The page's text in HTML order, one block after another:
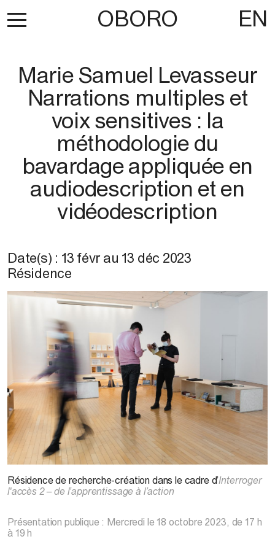
OBORO EN
Marie Samuel Levasseur
Narrations multiples et
voix sensitives : la
méthodologie du
bavardage appliquée en
audiodescription et en
vidéodescription
Date(s) : 13 févr au 13 déc 2023
Résidence
Résidence de recherche-création dans le cadre d’Interroger
l'accès 2 – de l’apprentissage à l’action
Présentation publique : Mercredi le 18 octobre 2023, de 17 h
à 19 h